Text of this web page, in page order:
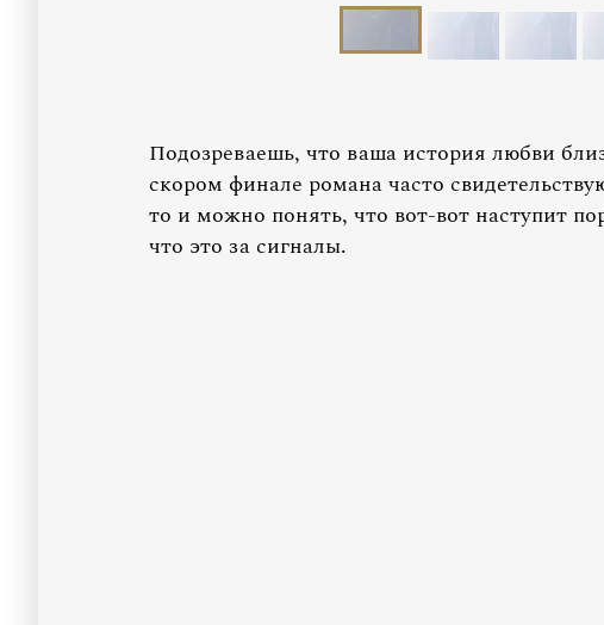
Подозреваешь, что ваша история любви
скором финале романа часто
то и можно понять, что вот-вот наступит
что это за сигналы.